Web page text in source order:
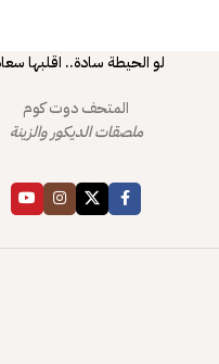
لو الحيطة سادة.. اقلبها
المتحف دوت كوم
ملصقات الديكور والزينة